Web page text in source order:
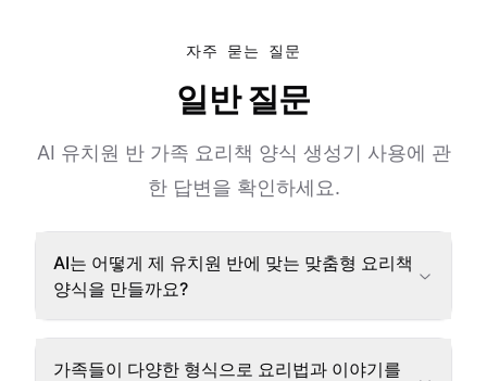
자주 묻는 질문
일반 질문
AI 유치원 반 가족 요리책 양식 생성기 사용에 관
한 답변을 확인하세요.
AI는 어떻게 제 유치원 반에 맞는 맞춤형 요리책
양식을 만들까요?
가족들이 다양한 형식으로 요리법과 이야기를